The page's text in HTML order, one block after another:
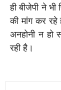
ही बीजेपी ने
की मांग कर रहे
अनहोनी न हो
रही है।